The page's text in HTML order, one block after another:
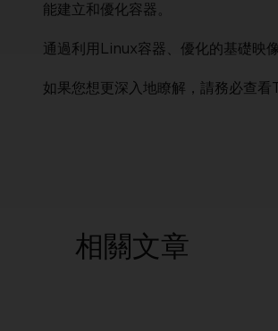
能建立和優化容器。
通過利用Linux容器、優化的基礎映
如果您想更深入地瞭解，請務必查
相關文章